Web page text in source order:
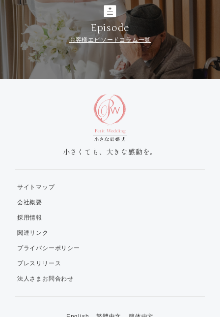
Episode
お客様エピソードコラム一覧
小さくても、大きな感動を。
サイトマップ
会社概要
採用情報
関連リンク
プライバシーポリシー
プレスリリース
法人さまお問合わせ